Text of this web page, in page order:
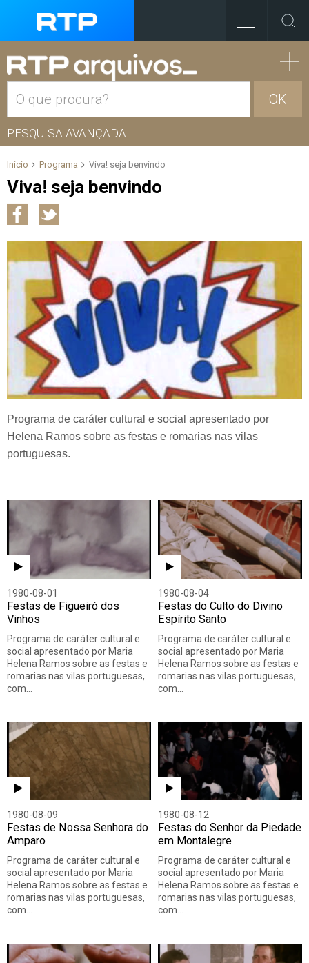
OK
PESQUISA AVANÇADA
Início Programa Viva! seja benvindo
Viva! seja benvindo
Programa de caráter cultural e social apresentado por
Helena Ramos sobre as festas e romarias nas vilas
portuguesas.
1980-08-01
Festas de Figueiró dos
Vinhos
Programa de caráter cultural e
social apresentado por Maria
Helena Ramos sobre as festas e
romarias nas vilas portuguesas,
com…
1980-08-04
Festas do Culto do Divino
Espírito Santo
Programa de caráter cultural e
social apresentado por Maria
Helena Ramos sobre as festas e
romarias nas vilas portuguesas,
com…
1980-08-09
Festas de Nossa Senhora do
Amparo
Programa de caráter cultural e
social apresentado por Maria
Helena Ramos sobre as festas e
romarias nas vilas portuguesas,
com…
1980-08-12
Festas do Senhor da Piedade
em Montalegre
Programa de caráter cultural e
social apresentado por Maria
Helena Ramos sobre as festas e
romarias nas vilas portuguesas,
com…